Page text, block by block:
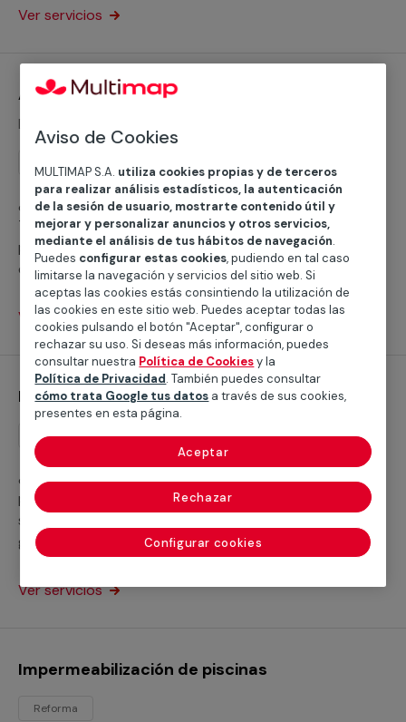
Alicante/Alacant, contamos con profesionales que
Ver servicios
Alicatado de piscinas
Desde 53,35 €/m²
¿No tienes claro cómo realizar el alicatado de piscinas?
Te proporcionamos un servicio especializado, con
profesionales que cubrirán todas tus necesidades
durante la reforma de piscinas.
Ver servicios
Desinfección de piscinas
Mantenimiento
¿No sabes a quién llamar para la desinfección de
piscinas? El proceso es imprescindible para la
salubridad de tu instalación. Nuestros servicios te
garantizan un óptimo resultado para la piscina de tu
Ver servicios
Impermeabilización de piscinas
Reforma
Aviso de Cookies
MULTIMAP S.A. utiliza cookies propias y de terceros
para realizar análisis estadísticos, la autenticación
de la sesión de usuario, mostrarte contenido útil y
mejorar y personalizar anuncios y otros servicios,
mediante el análisis de tus hábitos de navegación.
Puedes configurar estas cookies, pudiendo en tal caso
limitarse la navegación y servicios del sitio web. Si
aceptas las cookies estás consintiendo la utilización de
las cookies en este sitio web. Puedes aceptar todas las
cookies pulsando el botón "Aceptar", configurar o
rechazar su uso. Si deseas más información, puedes
consultar nuestra Política de Cookiesy la
Política de Privacidad. También puedes consultar
cómo trata Google tus datos a través de sus cookies,
presentes en esta página.
Configurar cookies
Rechazar
Aceptar